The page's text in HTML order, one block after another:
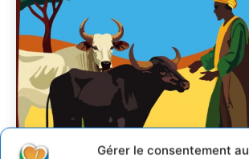
Gérer le consentement